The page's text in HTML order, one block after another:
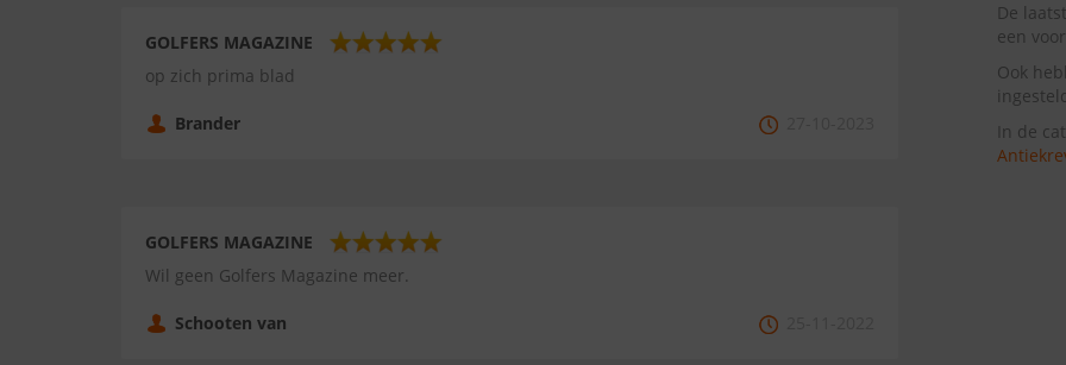
GOLFERS MAGAZINE
op zich prima blad
Brander
GOLFERS MAGAZINE
Wil geen Golfers Magazine meer.
Schooten van
De
een
Ook
In de